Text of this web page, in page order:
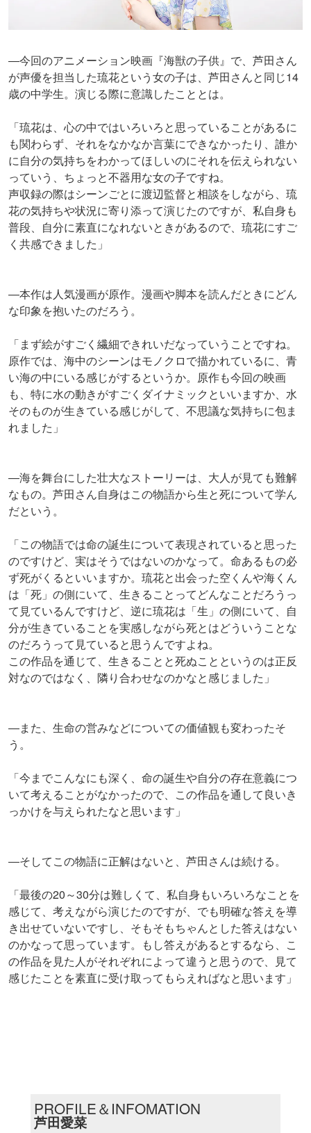
―今回のアニメーション映画『海獣の子供』で、芦田さん
が声優を担当した琉花という女の子は、芦田さんと同じ14
歳の中学生。演じる際に意識したこととは。
「琉花は、心の中ではいろいろと思っていることがあるに
も関わらず、それをなかなか言葉にできなかったり、誰か
に自分の気持ちをわかってほしいのにそれを伝えられない
っていう、ちょっと不器用な女の子ですね。
声収録の際はシーンごとに渡辺監督と相談をしながら、琉
花の気持ちや状況に寄り添って演じたのですが、私自身も
普段、自分に素直になれないときがあるので、琉花にすご
く共感できました」
―本作は人気漫画が原作。漫画や脚本を読んだときにどん
な印象を抱いたのだろう。
「まず絵がすごく繊細できれいだなっていうことですね。
原作では、海中のシーンはモノクロで描かれているに、青
い海の中にいる感じがするというか。原作も今回の映画
も、特に水の動きがすごくダイナミックといいますか、水
そのものが生きている感じがして、不思議な気持ちに包ま
れました」
―海を舞台にした壮大なストーリーは、大人が見ても難解
なもの。芦田さん自身はこの物語から生と死について学ん
だという。
「この物語では命の誕生について表現されていると思った
のですけど、実はそうではないのかなって。命あるもの必
ず死がくるといいますか。琉花と出会った空くんや海くん
は「死」の側にいて、生きることってどんなことだろうっ
て見ているんですけど、逆に琉花は「生」の側にいて、自
分が生きていることを実感しながら死とはどういうことな
のだろうって見ていると思うんですよね。
この作品を通じて、生きることと死ぬことというのは正反
対なのではなく、隣り合わせなのかなと感じました」
―また、生命の営みなどについての価値観も変わったそ
う。
「今までこんなにも深く、命の誕生や自分の存在意義につ
いて考えることがなかったので、この作品を通して良いき
っかけを与えられたなと思います」
―そしてこの物語に正解はないと、芦田さんは続ける。
「最後の20～30分は難しくて、私自身もいろいろなことを
感じて、考えながら演じたのですが、でも明確な答えを導
き出せていないですし、そもそもちゃんとした答えはない
のかなって思っています。もし答えがあるとするなら、こ
の作品を見た人がそれぞれによって違うと思うので、見て
感じたことを素直に受け取ってもらえればなと思います」
PROFILE＆INFOMATION
芦田愛菜